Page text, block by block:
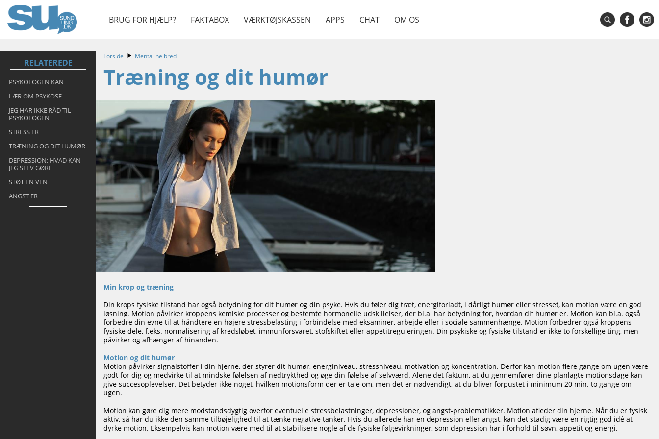
BRUG FOR HJÆLP? FAKTABOX VÆRKTØJSKASSEN APPS CHAT OM OS
RELATEREDE
PSYKOLOGEN KAN
LÆR OM PSYKOSE
JEG HAR IKKE RÅD TIL
PSYKOLOGEN
STRESS ER
TRÆNING OG DIT HUMØR
DEPRESSION: HVAD KAN
JEG SELV GØRE
STØT EN VEN
ANGST ER
Forside Mental helbred
Træning og dit humør
Min krop og træning
Din krops fysiske tilstand har også betydning for dit humør og din psyke. Hvis du føler dig træt, energiforladt, i dårligt humør eller stresset, kan motion være en god
løsning. Motion påvirker kroppens kemiske processer og bestemte hormonelle udskillelser, der bl.a. har betydning for, hvordan dit humør er. Motion kan bl.a. også
forbedre din evne til at håndtere en højere stressbelasting i forbindelse med eksaminer, arbejde eller i sociale sammenhænge. Motion forbedrer også kroppens
fysiske dele, f.eks. normalisering af kredsløbet, immunforsvaret, stofskiftet eller appetitreguleringen. Din psykiske og fysiske tilstand er ikke to forskellige ting, men
påvirker og afhænger af hinanden.
Motion og dit humør
Motion påvirker signalstoffer i din hjerne, der styrer dit humør, energiniveau, stressniveau, motivation og koncentration. Derfor kan motion flere gange om ugen være
godt for dig og medvirke til at mindske følelsen af nedtrykthed og øge din følelse af selvværd. Alene det faktum, at du gennemfører dine planlagte motionsdage kan
give succesoplevelser. Det betyder ikke noget, hvilken motionsform der er tale om, men det er nødvendigt, at du bliver forpustet i minimum 20 min. to gange om
ugen.
Motion kan gøre dig mere modstandsdygtig overfor eventuelle stressbelastninger, depressioner, og angst-problematikker. Motion afleder din hjerne. Når du er fysisk
aktiv, så har du ikke den samme tilbøjelighed til at tænke negative tanker. Hvis du allerede har en depression eller angst, kan det stadig være en rigtig god idé at
dyrke motion. Eksempelvis kan motion være med til at stabilisere nogle af de fysiske følgevirkninger, som depression har i forhold til søvn, appetit og energi.